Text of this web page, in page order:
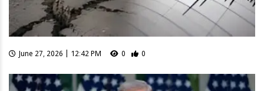
June 27, 2026 | 12:42 PM 0 0